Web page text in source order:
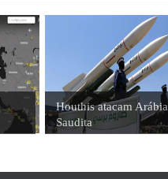
Houthis atacam Arábia
Saudita